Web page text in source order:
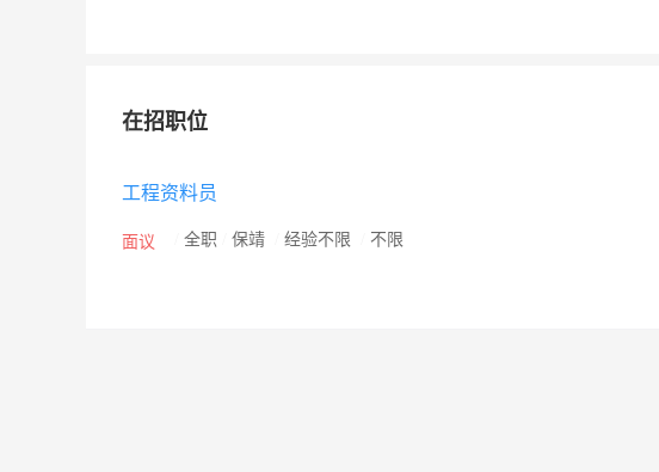
在招职位
工程资料员
面议 全职 保靖 经验不限 不限